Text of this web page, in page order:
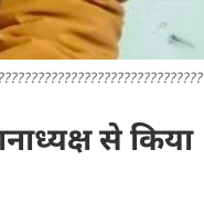
से किया